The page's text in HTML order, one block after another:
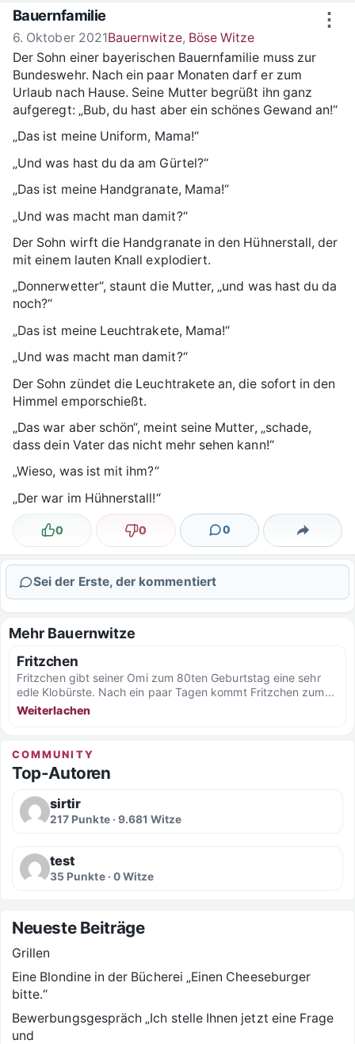
Zum Inhalt springen ⋮
Bauernfamilie
6. Oktober 2021Bauernwitze, Böse Witze
Der Sohn einer bayerischen Bauernfamilie muss zur
Bundeswehr. Nach ein paar Monaten darf er zum
Urlaub nach Hause. Seine Mutter begrüßt ihn ganz
aufgeregt: „Bub, du hast aber ein schönes Gewand an!“
„Das ist meine Uniform, Mama!“
„Und was hast du da am Gürtel?“
„Das ist meine Handgranate, Mama!“
„Und was macht man damit?“
Der Sohn wirft die Handgranate in den Hühnerstall, der
mit einem lauten Knall explodiert.
„Donnerwetter“, staunt die Mutter, „und was hast du da
noch?“
„Das ist meine Leuchtrakete, Mama!“
„Und was macht man damit?“
Der Sohn zündet die Leuchtrakete an, die sofort in den
Himmel emporschießt.
„Das war aber schön“, meint seine Mutter, „schade,
dass dein Vater das nicht mehr sehen kann!“
„Wieso, was ist mit ihm?“
„Der war im Hühnerstall!“
Lustig
0 Nicht lustig
0 0
Kommentare Teilen
Sei der Erste, der kommentiert
Mehr Bauernwitze
Fritzchen
Fritzchen gibt seiner Omi zum 80ten Geburtstag eine sehr
edle Klobürste. Nach ein paar Tagen kommt Fritzchen zum...
Weiterlachen
COMMUNITY
Top-Autoren
sirtir
217 Punkte · 9.681 Witze
test
35 Punkte · 0 Witze
Neueste Beiträge
Grillen
Eine Blondine in der Bücherei „Einen Cheeseburger
bitte.“
Bewerbungsgespräch „Ich stelle Ihnen jetzt eine Frage
und